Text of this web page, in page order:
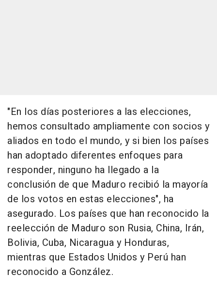
"En los días posteriores a las elecciones,
hemos consultado ampliamente con socios y
aliados en todo el mundo, y si bien los países
han adoptado diferentes enfoques para
responder, ninguno ha llegado a la
conclusión de que Maduro recibió la mayoría
de los votos en estas elecciones", ha
asegurado. Los países que han reconocido la
reelección de Maduro son Rusia, China, Irán,
Bolivia, Cuba, Nicaragua y Honduras,
mientras que Estados Unidos y Perú han
reconocido a González.